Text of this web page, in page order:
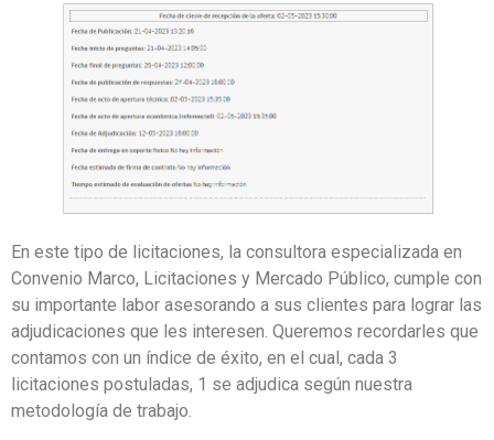
En este tipo de licitaciones, la consultora especializada en
Convenio Marco, Licitaciones y Mercado Público, cumple con
su importante labor asesorando a sus clientes para lograr las
adjudicaciones que les interesen. Queremos recordarles que
contamos con un índice de éxito, en el cual, cada 3
licitaciones postuladas, 1 se adjudica según nuestra
metodología de trabajo.